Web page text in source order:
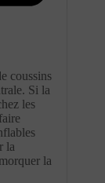
coussins
Si la
les
la
la